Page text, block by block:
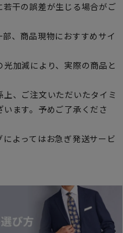
干の誤差が生じる場合がご
、商品現物におすすめサイ
加減により、実際の商品と
、ご注文いただいたタイミ
ます。予めご了承くださ
よってはお急ぎ発送サービ